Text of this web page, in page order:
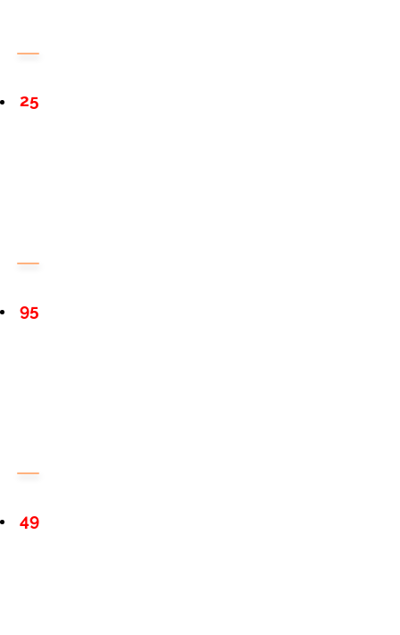
25
95
49